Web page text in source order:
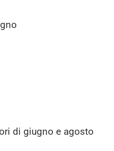
di giugno e agosto